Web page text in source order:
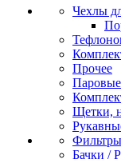
Чехлы
Прочее
Щетки,
Фильтры
Бачки /